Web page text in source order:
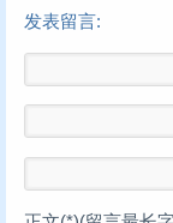
发表留言: